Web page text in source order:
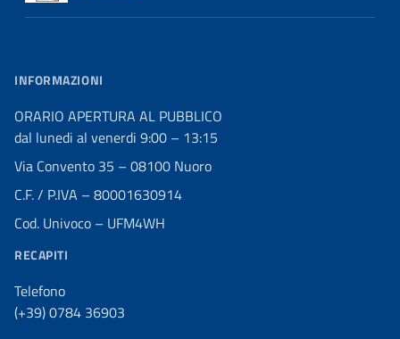
INFORMAZIONI
ORARIO APERTURA AL PUBBLICO
dal lunedi al venerdi 9:00 – 13:15
Via Convento 35 – 08100 Nuoro
C.F. / P.IVA – 80001630914
Cod. Univoco – UFM4WH
RECAPITI
Telefono
(+39) 0784 36903